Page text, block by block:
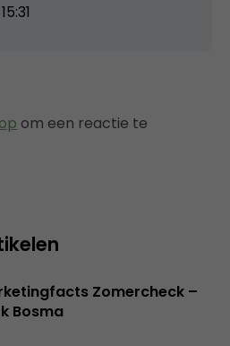
om een reactie te
Zomercheck –
Bosma